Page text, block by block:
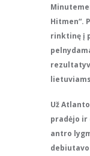
Hitmen“.
rinktinę į
Už
pradėjo
antro